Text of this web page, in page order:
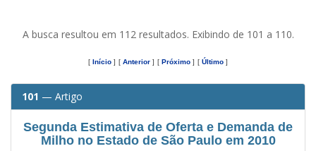
A busca resultou em 112 resultados. Exibindo de 101 a 110.
[ Início ] [ Anterior ] [ Próximo ] [ Último ]
101 — Artigo
Segunda Estimativa de Oferta e Demanda de
Milho no Estado de São Paulo em 2010